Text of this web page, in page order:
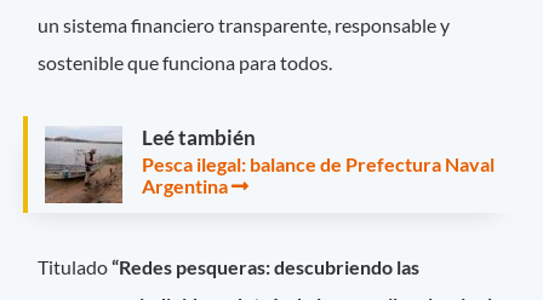
un sistema financiero transparente, responsable y
sostenible que funciona para todos.
Leé también
Pesca ilegal: balance de Prefectura Naval
Argentina
Titulado“Redes pesqueras: descubriendo las